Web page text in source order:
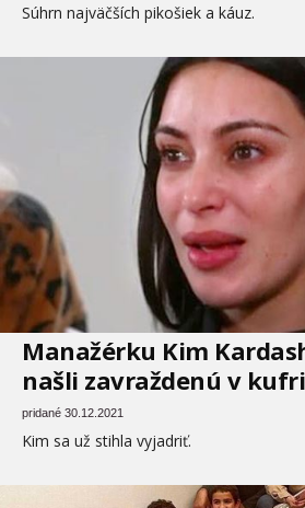
Súhrn najväčších pikošiek a káuz.
Manažérku Kim
našli zavraždenú v kufri
pridané 30.12.2021
Kim sa už stihla vyjadriť.